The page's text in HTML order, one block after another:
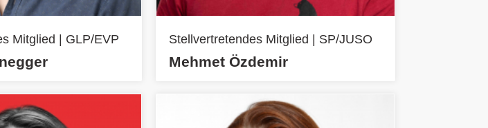
Mitglied | GLP/EVP Stellvertretendes Mitglied | SP/JUSO
Mehmet Özdemir